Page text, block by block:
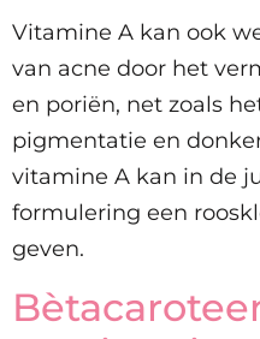
Vitamine A kan ook
van acne door het
en poriën, net zoals
pigmentatie en
vitamine A kan in de
formulering een
geven.